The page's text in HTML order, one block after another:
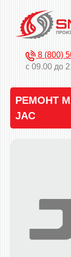
8 (800)
с 09.00 до
РЕМОНТ
JAC